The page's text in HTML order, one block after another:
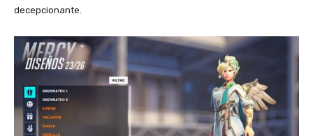
decepcionante.